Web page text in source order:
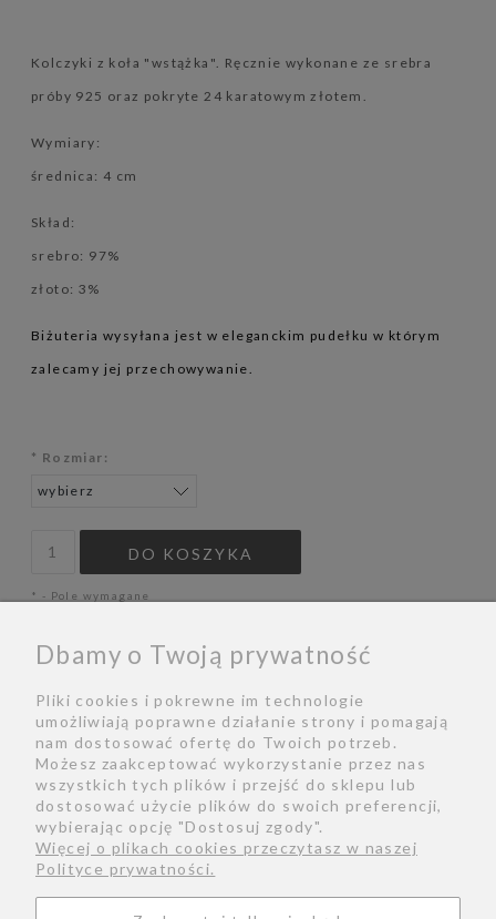
Kolczyki z koła "wstążka". Ręcznie wykonane ze srebra
próby 925 oraz pokryte 24 karatowym złotem.
Wymiary:
średnica: 4 cm
Skład:
srebro: 97%
złoto: 3%
Biżuteria wysyłana jest w eleganckim pudełku w którym
zalecamy jej przechowywanie.
* Rozmiar:
DO KOSZYKA
* - Pole wymagane
POLEĆ ZNAJOMEMU
Bio Zwroty Kontakt Regulamin
Polityka prywatności Formy płatności
Dbamy o Twoją prywatność
Pliki cookies i pokrewne im technologie
umożliwiają poprawne działanie strony i pomagają
nam dostosować ofertę do Twoich potrzeb.
Możesz zaakceptować wykorzystanie przez nas
wszystkich tych plików i przejść do sklepu lub
dostosować użycie plików do swoich preferencji,
wybierając opcję "Dostosuj zgody".
Więcej o plikach cookies przeczytasz w naszej
Polityce prywatności.